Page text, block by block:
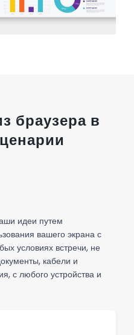
браузера в
идеи путем
вашего экрана с
условиях встречи, не
кабели и
с любого устройства и